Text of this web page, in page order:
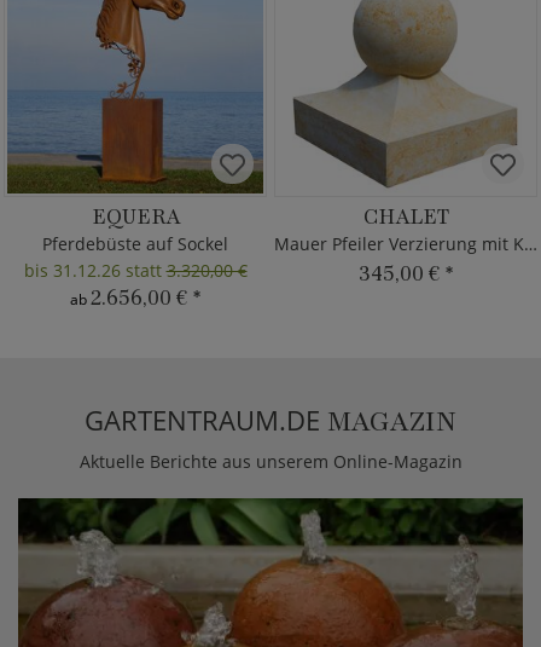
EQUERA
Pferdebüste auf Sockel
bis 31.12.26 statt3.320,00 €
ab2.656,00 € *
CHALET
Mauer Pfeiler Verzierung mit Kugel
345,00 € *
GARTENTRAUM.DE MAGAZIN
Aktuelle Berichte aus unserem Online-Magazin